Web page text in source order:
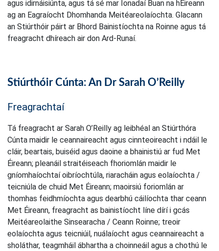
agus idirnáisiúnta, agus tá sé mar Ionadaí Buan na hÉireann
ag an Eagraíocht Dhomhanda Meitéareolaíochta. Glacann
an Stiúrthóir páirt ar Bhord Bainistíochta na Roinne agus tá
freagracht dhíreach air don Ard-Runaí.
Stiúrthóir Cúnta: An Dr Sarah O’Reilly
Freagrachtaí
Tá freagracht ar Sarah O’Reilly ag leibhéal an Stiúrthóra
Cúnta maidir le ceannaireacht agus cinnteoireacht i ndáil le
cláir, beartais, buiséid agus daoine a bhainistiú ar fud Met
Éireann; pleanáil straitéiseach fhoriomlán maidir le
gníomhaíochtaí oibríochtúla, riaracháin agus eolaíochta /
teicniúla de chuid Met Éireann; maoirsiú foriomlán ar
thomhas feidhmíochta agus dearbhú cáilíochta thar ceann
Met Éireann, freagracht as bainistíocht líne dírí i gcás
Meitéareolaithe Sinsearacha / Ceann Roinne; treoir
eolaíochta agus teicniúil, nuálaíocht agus ceannaireacht a
sholáthar, teagmháil ábhartha a choinneáil agus a chothú le